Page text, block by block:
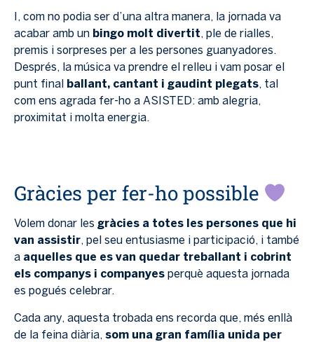
I, com no podia ser d’una altra manera, la jornada va
acabar amb un bingo molt divertit , ple de rialles,
premis i sorpreses per a les persones guanyadores.
Després, la música va prendre el relleu i vam posar el
punt final
ballant, cantant i gaudint plegats, tal
com ens agrada fer-ho a ASISTED: amb alegria,
proximitat i molta energia.
Gràcies per fer-ho possible
Volem donar les gràcies a totes les persones que hi
van assistir, pel seu entusiasme i participació, i també
a aquelles que es van quedar treballant i cobrint
els companys i companyes perquè aquesta jornada
es pogués celebrar.
Cada any, aquesta trobada ens recorda que, més enllà
de la feina diària, som una gran família unida per